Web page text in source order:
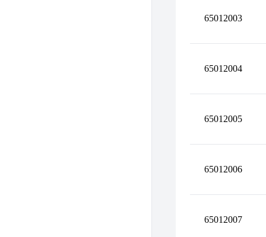
65012003
65012004
65012005
65012006
65012007